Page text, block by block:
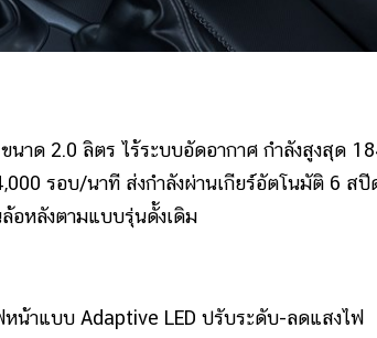
าด 2.0 ลิตร ไร้ระบบอัดอากาศ กำลังสูงสุด
รอบ/นาที ส่งกำลังผ่านเกียร์อัตโนมัติ 6 สปี
อหลังตามแบบรุ่นดั้งเดิม
น้าแบบ Adaptive LED ปรับระดับ-ลดแสงไฟ